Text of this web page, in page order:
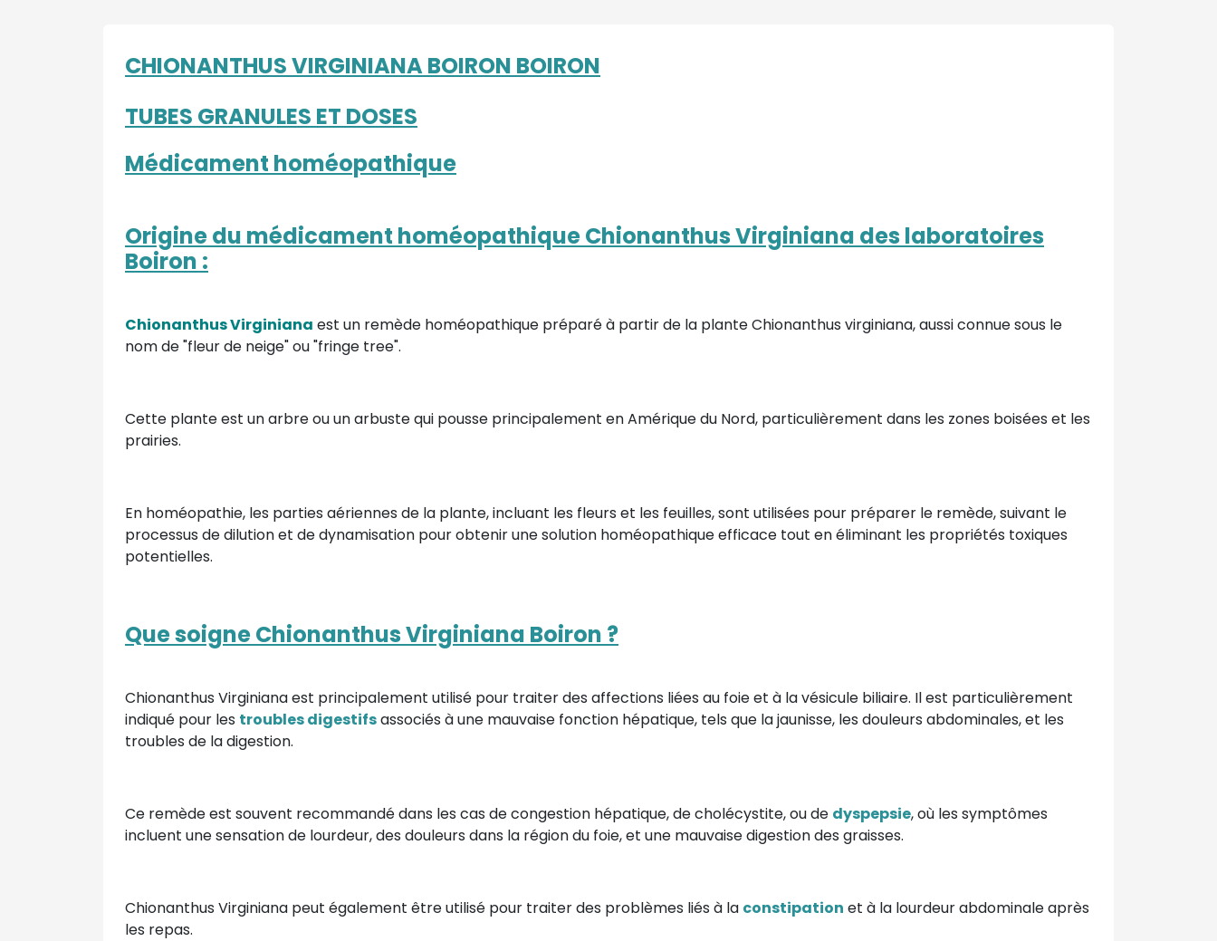
CHIONANTHUS VIRGINIANA BOIRON BOIRON
TUBES GRANULES ET DOSES
Médicament homéopathique
Origine du médicament homéopathique Chionanthus Virginiana des laboratoires
Boiron :
Chionanthus Virginiana est un remède homéopathique préparé à partir de la plante Chionanthus virginiana, aussi connue sous le
nom de "fleur de neige" ou "fringe tree".
Cette plante est un arbre ou un arbuste qui pousse principalement en Amérique du Nord, particulièrement dans les zones boisées et les
prairies.
En homéopathie, les parties aériennes de la plante, incluant les fleurs et les feuilles, sont utilisées pour préparer le remède, suivant le
processus de dilution et de dynamisation pour obtenir une solution homéopathique efficace tout en éliminant les propriétés toxiques
potentielles.
Que soigne Chionanthus Virginiana Boiron ?
Chionanthus Virginiana est principalement utilisé pour traiter des affections liées au foie et à la vésicule biliaire. Il est particulièrement
indiqué pour les troubles digestifsassociés à une mauvaise fonction hépatique, tels que la jaunisse, les douleurs abdominales, et les
troubles de la digestion.
Ce remède est souvent recommandé dans les cas de congestion hépatique, de cholécystite, ou de dyspepsie, où les symptômes
incluent une sensation de lourdeur, des douleurs dans la région du foie, et une mauvaise digestion des graisses.
Chionanthus Virginiana peut également être utilisé pour traiter des problèmes liés à la constipation et à la lourdeur abdominale après
les repas.